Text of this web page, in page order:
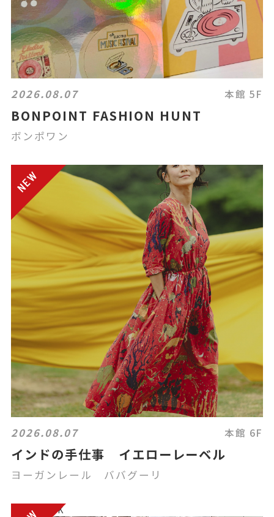
2026.08.07 本館 5F
BONPOINT FASHION HUNT
ボンポワン
2026.08.07 本館 6F
インドの手仕事 イエローレーベル
ヨーガンレール ババグーリ
電話注文OK